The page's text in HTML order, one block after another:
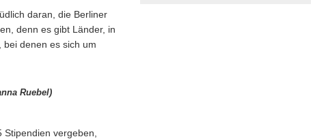
daran, die Berliner
denn es gibt Länder, in
denen es sich um
Ruebel)
vergeben,